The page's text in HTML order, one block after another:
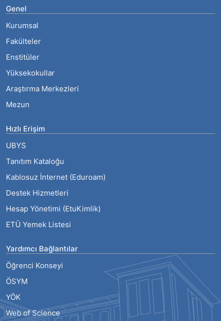
Genel
Kurumsal
Fakülteler
Enstitüler
Yüksekokullar
Araştırma Merkezleri
Mezun
Hızlı Erişim
UBYS
Tanıtım Kataloğu
Kablosuz İnternet (Eduroam)
Destek Hizmetleri
Hesap Yönetimi (EtuKimlik)
ETÜ Yemek Listesi
Yardımcı Bağlantılar
Öğrenci Konseyi
ÖSYM
YÖK
Web of Science